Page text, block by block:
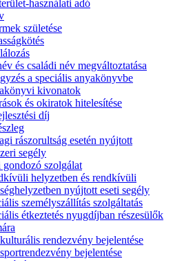
használati adó
születése
és családi név megváltoztatása
a speciális anyakönyvbe
kivonatok
és okiratok hitelesítése
díj
rászorultság esetén nyújtott
segély
gondozó szolgálat
helyzetben és rendkívüli
nyújtott eseti segély
személyszállítás szolgáltatás
étkeztetés nyugdíjban részesülők
rendezvény bejelentése
bejelentése